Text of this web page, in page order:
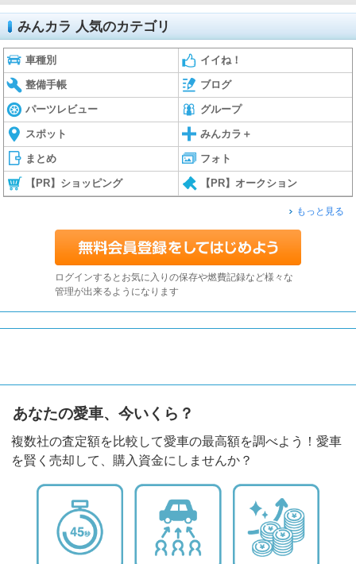
みんカラ 人気のカテゴリ
車種別 イイね！
整備手帳 ブログ
パーツレビュー グループ
スポット みんカラ＋
まとめ フォト
【PR】ショッピング 【PR】オークション
もっと見る
ログインするとお気に入りの保存や燃費記録など様々な
管理が出来るようになります
あなたの愛車、今いくら？
複数社の査定額を比較して愛車の最高額を調べよう！愛車
を賢く売却して、購入資金にしませんか？